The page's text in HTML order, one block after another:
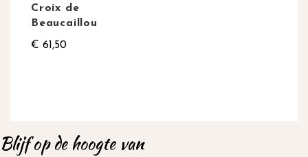
Croix de
Beaucaillou
€ 61,50
Blijf op de hoogte van